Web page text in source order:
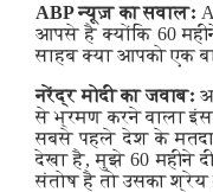
ABP न्यूज़ का सवालः
आपसे है क्योंकि 60
साहब क्या आपको एक
नरेंद्र मोदी का जवाबः
से भ्रमण करने वाला
सबसे पहले देश के
देखा है, मुझे 60 महीने
संतोष है तो उसका